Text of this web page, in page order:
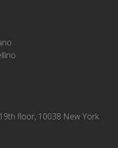
floor, 10038 New York